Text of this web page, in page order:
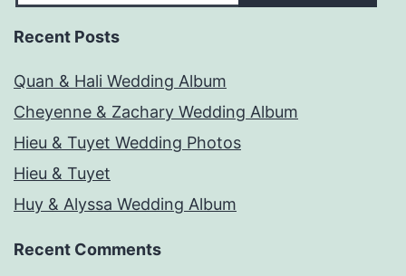
Recent Posts
Quan & Hali Wedding Album
Cheyenne & Zachary Wedding Album
Hieu & Tuyet Wedding Photos
Hieu & Tuyet
Huy & Alyssa Wedding Album
Recent Comments